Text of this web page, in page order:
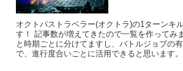
オクトパストラベラー(オクトラ)の1ターンキ
す！ 記事数が増えてきたので一覧を作ってみ
と時期ごとに分けてますし、バトルジョブの
で、進行度合いごとに活用できると思います。